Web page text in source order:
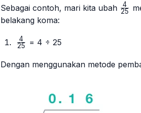
Sebagai contoh, mari kita ubah 25
4
belakang koma:
\frac{4}
25
4 = 4 ÷ 25
Dengan menggunakan metode